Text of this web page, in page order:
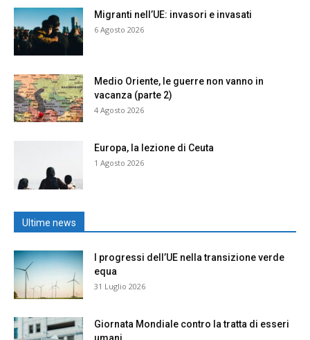
Migranti nell’UE: invasori e invasati
6 Agosto 2026
Medio Oriente, le guerre non vanno in
vacanza (parte 2)
4 Agosto 2026
Europa, la lezione di Ceuta
1 Agosto 2026
Ultime news
I progressi dell’UE nella transizione verde
equa
31 Luglio 2026
Giornata Mondiale contro la tratta di esseri